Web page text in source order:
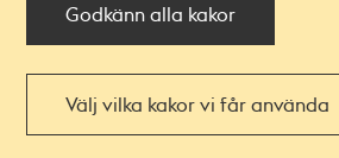
Godkänn alla kakor
Välj vilka kakor vi får använda